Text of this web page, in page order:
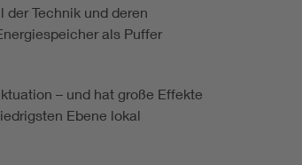
Technik und deren
als Puffer
– und hat große Effekte
Ebene lokal